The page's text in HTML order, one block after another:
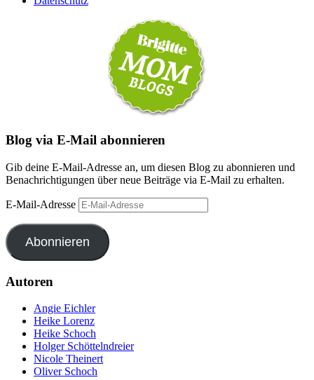
Blog via E-Mail abonnieren
Gib deine E-Mail-Adresse an, um diesen Blog zu abonnieren und
Benachrichtigungen über neue Beiträge via E-Mail zu erhalten.
E-Mail-Adresse
Abonnieren
Autoren
Angie Eichler
Heike Lorenz
Heike Schoch
Holger Schöttelndreier
Nicole Theinert
Oliver Schoch